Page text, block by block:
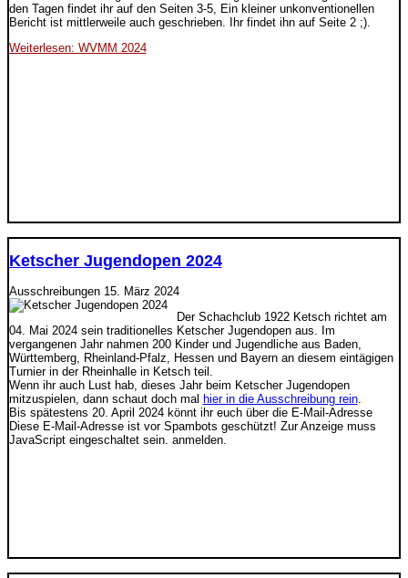
den Tagen findet ihr auf den Seiten 3-5, Ein kleiner unkonventionellen
Bericht ist mittlerweile auch geschrieben. Ihr findet ihn auf Seite 2 ;).
Weiterlesen: WVMM 2024
Ketscher Jugendopen 2024
Ausschreibungen 15. März 2024
Der Schachclub 1922 Ketsch richtet am
04. Mai 2024 sein traditionelles Ketscher Jugendopen aus. Im
vergangenen Jahr nahmen 200 Kinder und Jugendliche aus Baden,
Württemberg, Rheinland-Pfalz, Hessen und Bayern an diesem eintägigen
Turnier in der Rheinhalle in Ketsch teil.
Wenn ihr auch Lust hab, dieses Jahr beim Ketscher Jugendopen
mitzuspielen, dann schaut doch mal hier in die Ausschreibung rein.
Bis spätestens 20. April 2024 könnt ihr euch über die E-Mail-Adresse
Diese E-Mail-Adresse ist vor Spambots geschützt! Zur Anzeige muss
JavaScript eingeschaltet sein. anmelden.